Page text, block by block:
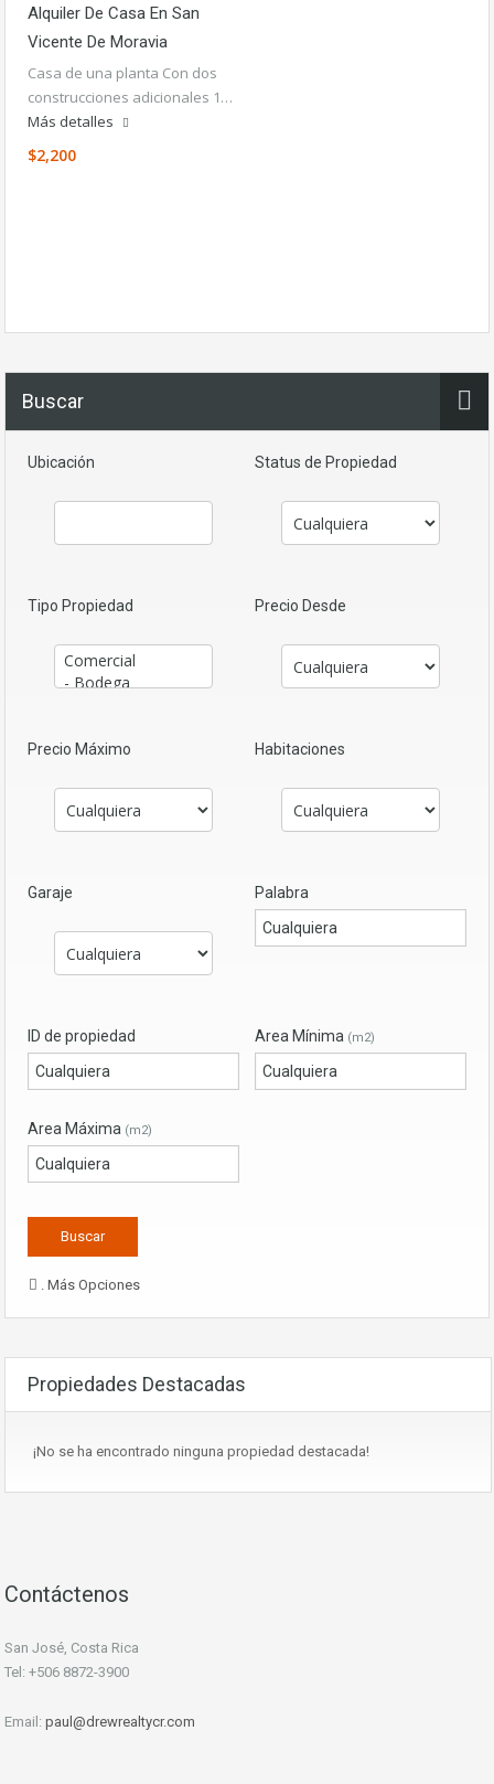
Alquiler De Casa En San
Vicente De Moravia
Casa de una planta Con dos
construcciones adicionales 1…
Más detalles
$2,200
Buscar
Ubicación Status de Propiedad
Tipo Propiedad Precio Desde
Precio Máximo Habitaciones
Garaje Palabra
ID de propiedad Area Mínima (m2)
Area Máxima (m2)
. Más Opciones
Propiedades Destacadas
¡No se ha encontrado ninguna propiedad destacada!
Contáctenos
San José, Costa Rica
Tel: +506 8872-3900
Email: paul@drewrealtycr.com